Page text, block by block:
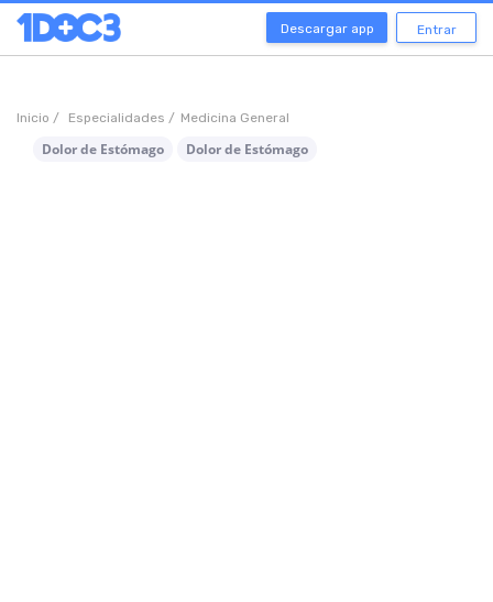
Descargar app Entrar
Inicio / Especialidades / Medicina General
Dolor de Estómago Dolor de Estómago